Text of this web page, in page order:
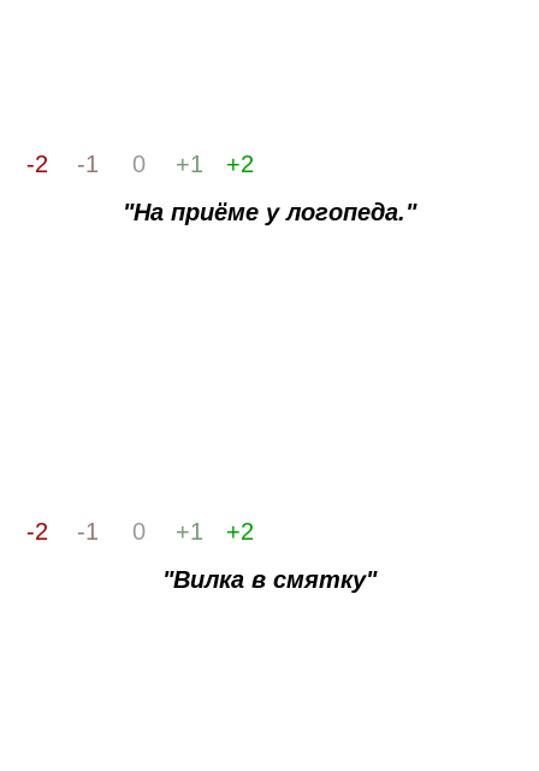
-2 -1 0 +1
+2
"На приёме у логопеда."
-2 -1 0 +1
+2
"Вилка в смятку"